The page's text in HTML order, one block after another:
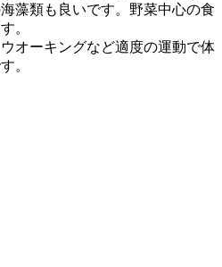
藻類も良いです。野菜中心の食
。
オーキングなど適度の運動で体
。